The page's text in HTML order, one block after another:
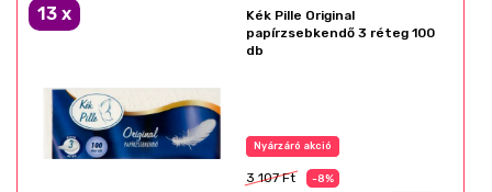
13 x
Kék Pille Original
papírzsebkendő 3 réteg 100
db
Nyárzáró akció
3 107 Ft -8%